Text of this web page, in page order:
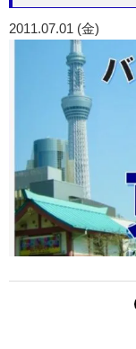
2011.07.01 (金)